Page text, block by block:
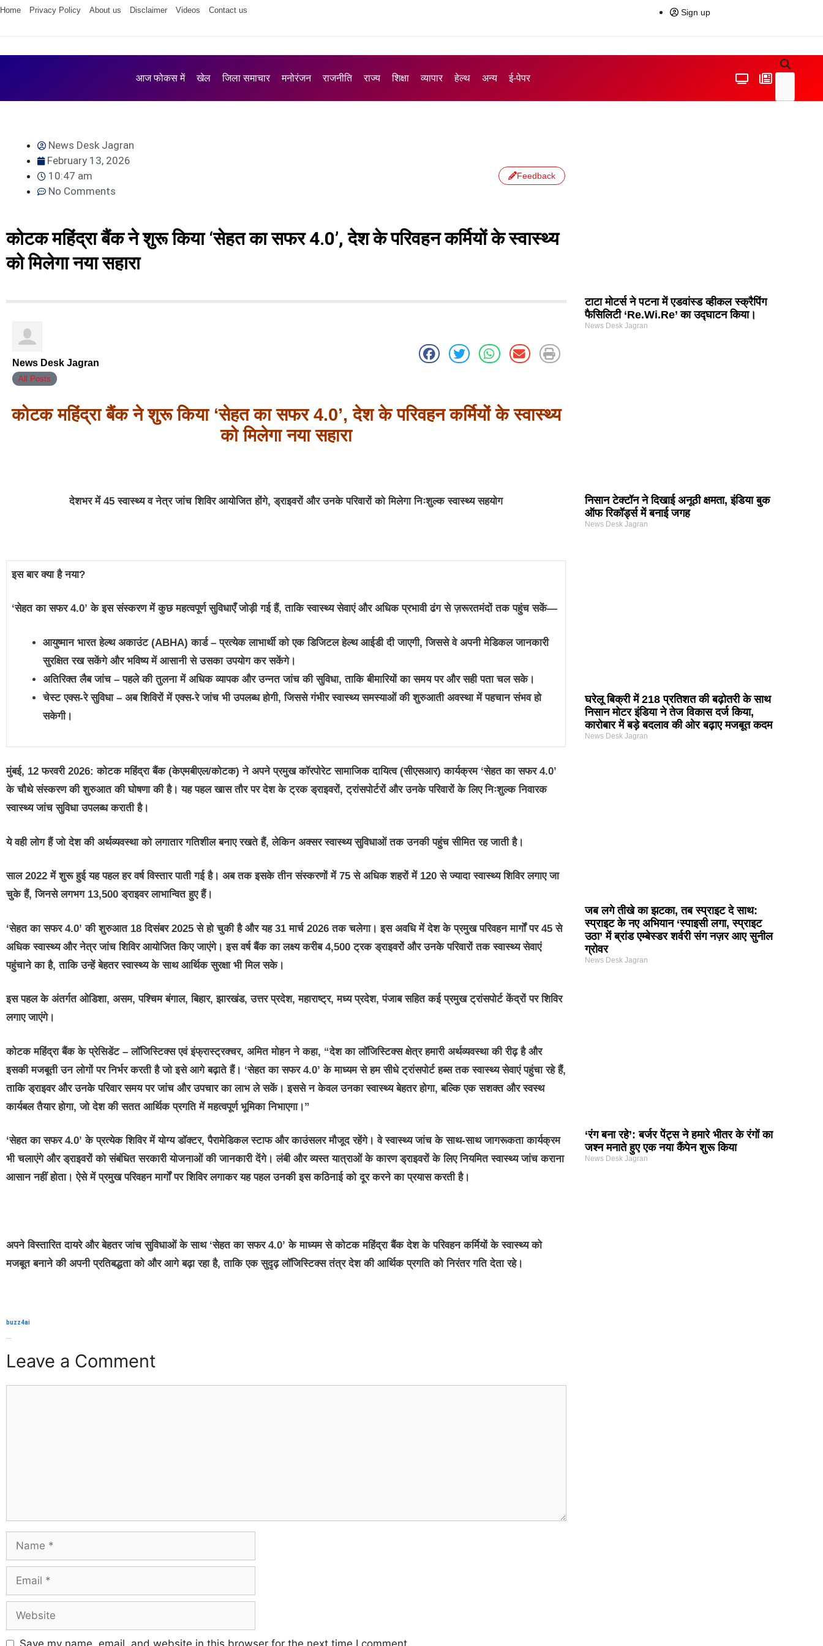
Home Privacy Policy About us Disclaimer Videos Contact us Sign up
आज फोकस में खेल जिला समाचार मनोरंजन राजनीति राज्य शिक्षा व्यापार हेल्थ अन्य ई-पेपर
News Desk Jagran
February 13, 2026
10:47 am
No Comments
Feedback
कोटक महिंद्रा बैंक ने शुरू किया ‘सेहत का सफर 4.0’, देश के परिवहन कर्मियों के स्वास्थ्य
को मिलेगा नया सहारा
News Desk Jagran
All Posts
कोटक महिंद्रा बैंक ने शुरू किया ‘सेहत का सफर4.0’,देश के परिवहन कर्मियों के स्वास्थ्य
को मिलेगा नया सहारा
देशभर में45स्वास्थ्य व नेत्र जांच शिविर आयोजित होंगे,ड्राइवरों और उनके परिवारों को मिलेगा निःशुल्क स्वास्थ्य सहयोग
इस बार क्या है नया?
‘सेहत का सफर 4.0’ के इस संस्करण में कुछ महत्वपूर्ण सुविधाएँ जोड़ी गई हैं, ताकि स्वास्थ्य सेवाएं और अधिक प्रभावी ढंग से ज़रूरतमंदों तक पहुंच सकें—
आयुष्मान भारत हेल्थ अकाउंट (ABHA) कार्ड – प्रत्येक लाभार्थी को एक डिजिटल हेल्थ आईडी दी जाएगी, जिससे वे अपनी मेडिकल जानकारी
सुरक्षित रख सकेंगे और भविष्य में आसानी से उसका उपयोग कर सकेंगे।
अतिरिक्त लैब जांच – पहले की तुलना में अधिक व्यापक और उन्नत जांच की सुविधा, ताकि बीमारियों का समय पर और सही पता चल सके।
चेस्ट एक्स-रे सुविधा – अब शिविरों में एक्स-रे जांच भी उपलब्ध होगी, जिससे गंभीर स्वास्थ्य समस्याओं की शुरुआती अवस्था में पहचान संभव हो
सकेगी।
मुंबई, 12फरवरी 2026: कोटक महिंद्रा बैंक (केएमबीएल/कोटक) ने अपने प्रमुख कॉरपोरेट सामाजिक दायित्व (सीएसआर) कार्यक्रम ‘सेहत का सफर 4.0’
के चौथे संस्करण की शुरुआत की घोषणा की है। यह पहल खास तौर पर देश के ट्रक ड्राइवरों, ट्रांसपोर्टरों और उनके परिवारों के लिए निःशुल्क निवारक
स्वास्थ्य जांच सुविधा उपलब्ध कराती है।
ये वही लोग हैं जो देश की अर्थव्यवस्था को लगातार गतिशील बनाए रखते हैं, लेकिन अक्सर स्वास्थ्य सुविधाओं तक उनकी पहुंच सीमित रह जाती है।
साल 2022 में शुरू हुई यह पहल हर वर्ष विस्तार पाती गई है। अब तक इसके तीन संस्करणों में 75 से अधिक शहरों में 120 से ज्यादा स्वास्थ्य शिविर लगाए जा
चुके हैं, जिनसे लगभग 13,500 ड्राइवर लाभान्वित हुए हैं।
‘सेहत का सफर 4.0’ की शुरुआत 18 दिसंबर 2025 से हो चुकी है और यह 31 मार्च 2026 तक चलेगा। इस अवधि में देश के प्रमुख परिवहन मार्गों पर 45 से
अधिक स्वास्थ्य और नेत्र जांच शिविर आयोजित किए जाएंगे। इस वर्ष बैंक का लक्ष्य करीब 4,500 ट्रक ड्राइवरों और उनके परिवारों तक स्वास्थ्य सेवाएं
पहुंचाने का है, ताकि उन्हें बेहतर स्वास्थ्य के साथ आर्थिक सुरक्षा भी मिल सके।
इस पहल के अंतर्गत ओडिशा, असम, पश्चिम बंगाल, बिहार, झारखंड, उत्तर प्रदेश, महाराष्ट्र, मध्य प्रदेश, पंजाब सहित कई प्रमुख ट्रांसपोर्ट केंद्रों पर शिविर
लगाए जाएंगे।
कोटक महिंद्रा बैंक के प्रेसिडेंट – लॉजिस्टिक्स एवं इंफ्रास्ट्रक्चर, अमित मोहनने कहा, “देश का लॉजिस्टिक्स क्षेत्र हमारी अर्थव्यवस्था की रीढ़ है और
इसकी मजबूती उन लोगों पर निर्भर करती है जो इसे आगे बढ़ाते हैं। ‘सेहत का सफर 4.0’ के माध्यम से हम सीधे ट्रांसपोर्ट हब्स तक स्वास्थ्य सेवाएं पहुंचा रहे हैं,
ताकि ड्राइवर और उनके परिवार समय पर जांच और उपचार का लाभ ले सकें। इससे न केवल उनका स्वास्थ्य बेहतर होगा, बल्कि एक सशक्त और स्वस्थ
कार्यबल तैयार होगा, जो देश की सतत आर्थिक प्रगति में महत्वपूर्ण भूमिका निभाएगा।”
‘सेहत का सफर 4.0’ के प्रत्येक शिविर में योग्य डॉक्टर, पैरामेडिकल स्टाफ और काउंसलर मौजूद रहेंगे। वे स्वास्थ्य जांच के साथ-साथ जागरूकता कार्यक्रम
भी चलाएंगे और ड्राइवरों को संबंधित सरकारी योजनाओं की जानकारी देंगे। लंबी और व्यस्त यात्राओं के कारण ड्राइवरों के लिए नियमित स्वास्थ्य जांच कराना
आसान नहीं होता। ऐसे में प्रमुख परिवहन मार्गों पर शिविर लगाकर यह पहल उनकी इस कठिनाई को दूर करने का प्रयास करती है।
अपने विस्तारित दायरे और बेहतर जांच सुविधाओं के साथ ‘सेहत का सफर 4.0’ के माध्यम से कोटक महिंद्रा बैंक देश के परिवहन कर्मियों के स्वास्थ्य को
मजबूत बनाने की अपनी प्रतिबद्धता को और आगे बढ़ा रहा है, ताकि एक सुदृढ़ लॉजिस्टिक्स तंत्र देश की आर्थिक प्रगति को निरंतर गति देता रहे।
buzz4ai
Leave a Comment
Save my name, email, and website in this browser for the next time I comment.
टाटा मोटर्स ने पटना में एडवांस्ड व्हीकल स्क्रैपिंग
फैसिलिटी ‘Re.Wi.Re’ का उद्घाटन किया।
News Desk Jagran
निसान टेक्टॉन ने दिखाई अनूठी क्षमता, इंडिया बुक
ऑफ रिकॉर्ड्स में बनाई जगह
News Desk Jagran
घरेलू बिक्री में 218 प्रतिशत की बढ़ोतरी के साथ
निसान मोटर इंडिया ने तेज विकास दर्ज किया,
कारोबार में बड़े बदलाव की ओर बढ़ाए मजबूत कदम
News Desk Jagran
जब लगे तीखे का झटका, तब स्प्राइट दे साथ:
स्प्राइट के नए अभियान ‘स्पाइसी लगा, स्प्राइट
उठा’ में ब्रांड एम्बेस्डर शर्वरी संग नज़र आए सुनील
ग्रोवर
News Desk Jagran
‘रंग बना रहे’: बर्जर पेंट्स ने हमारे भीतर के रंगों का
जश्न मनाते हुए एक नया कैंपेन शुरू किया
News Desk Jagran